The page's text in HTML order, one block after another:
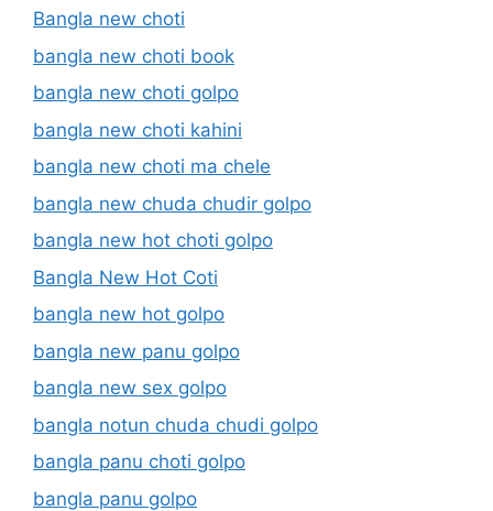
Bangla new choti
bangla new choti book
bangla new choti golpo
bangla new choti kahini
bangla new choti ma chele
bangla new chuda chudir golpo
bangla new hot choti golpo
Bangla New Hot Coti
bangla new hot golpo
bangla new panu golpo
bangla new sex golpo
bangla notun chuda chudi golpo
bangla panu choti golpo
bangla panu golpo